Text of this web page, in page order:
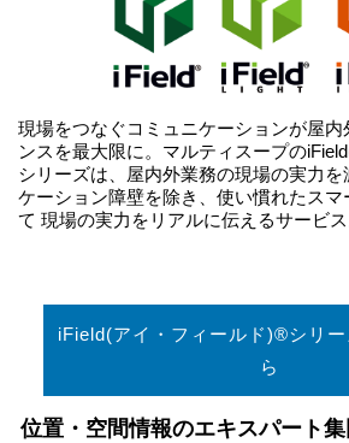
現場をつなぐコミュニケーションが屋
ンスを最大限に。マルティスープの
シリーズは、屋内外業務の現場の実力
ケーション障壁を除き、使い慣れたスマ
て 現場の実力をリアルに伝えるサービス
iField(アイ・フィールド)®シリー
ら
位置・空間情報のエキスパート